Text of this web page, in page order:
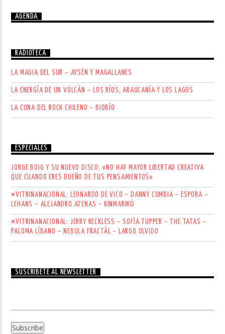
AGENDA
RADIOTECA
LA MAGIA DEL SUR – AYSÉN Y MAGALLANES
LA ENERGÍA DE UN VOLCÁN – LOS RÍOS, ARAUCANÍA Y LOS LAGOS
LA CUNA DEL ROCK CHILENO – BIOBÍO
ESPECIALES
JORGE BOIG Y SU NUEVO DISCO: «NO HAY MAYOR LIBERTAD CREATIVA
QUE CUANDO ERES DUEÑO DE TUS PENSAMIENTOS»
#VITRINANACIONAL: LEONARDO DE VICO – DANNY CUMBIA – ESPORA –
LEHANS – ALEJANDRO ATENAS – KINMARIKÚ
#VITRINANACIONAL: JERRY RECKLESS – SOFÍA TUPPER – THE TATAS –
PALOMA LÍBANO – NEBULA FRACTÄL – LARGO OLVIDO
SUSCRÍBETE AL NEWSLETTER